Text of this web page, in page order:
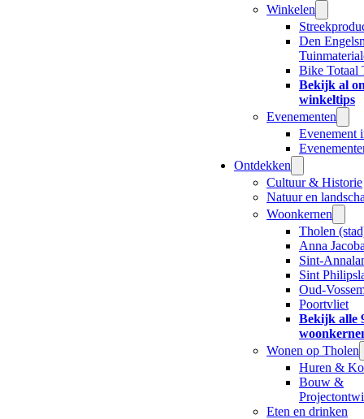
Winkelen
Den
Bike Totaal
Bekijk al
winkeltips
Evenementen
Evenement
Ontdekken
Cultuur & Historie
Natuur en
Woonkernen
Tholen
Anna
Sint-
Sint
Oud-
Poortvliet
Bekijk alle
Wonen op Tholen
Huren &
Bouw &
Eten en drinken